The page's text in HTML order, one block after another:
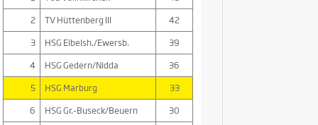
2
TV Hüttenberg III
42
3
HSG Eibelsh./Ewersb.
39
4
HSG Gedern/Nidda
36
5
HSG Marburg
33
6
HSG Gr.-Buseck/Beuern
30